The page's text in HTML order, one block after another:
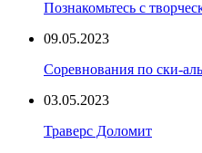
Познакомьтесь с
09.05.2023
Соревнования по ски-
03.05.2023
Траверс Доломит